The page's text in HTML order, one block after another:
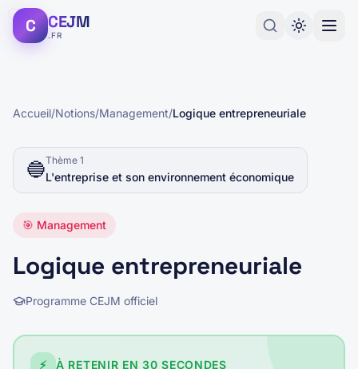
C CEJM
.FR
Accueil/Notions/Management/Logique entrepreneuriale
🔵Thème 1
L'entreprise et son environnement économique
🎯 Management
Logique entrepreneuriale
Programme CEJM officiel
⚡ À RETENIR EN 30 SECONDES